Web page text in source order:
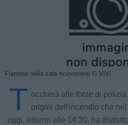
Fiamme nella sala ricevimenti © ViVi
T occherà alle forze di
origini dell'incendio che
oggi, intorno alle 14:30, ha